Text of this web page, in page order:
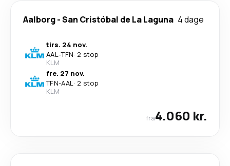
Aalborg-San Cristóbal de La Laguna 4 dage
tirs. 24 nov.
AAL-TFN· 2 stop
KLM
fre. 27 nov.
TFN-AAL· 2 stop
KLM
fra4.060 kr.